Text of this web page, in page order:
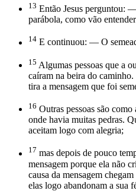
13 Então Jesus perguntou:
parábola, como vão
14 E continuou: — O
15 Algumas pessoas que a
caíram na beira do
tira a mensagem que foi
16 Outras pessoas são como
onde havia muitas pedras.
aceitam logo com alegria;
17 mas depois de pouco
mensagem porque ela não
causa da mensagem
elas logo abandonam a sua